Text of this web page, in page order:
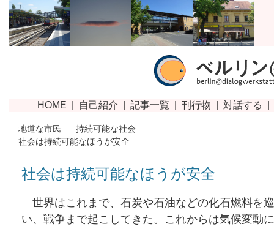
地道な市民 − 持続可能な社会 −
社会は持続可能なほうが安全
社会は持続可能なほうが安全
世界はこれまで、石炭や石油などの化石燃料を
い、戦争まで起こしてきた。これからは気候変動